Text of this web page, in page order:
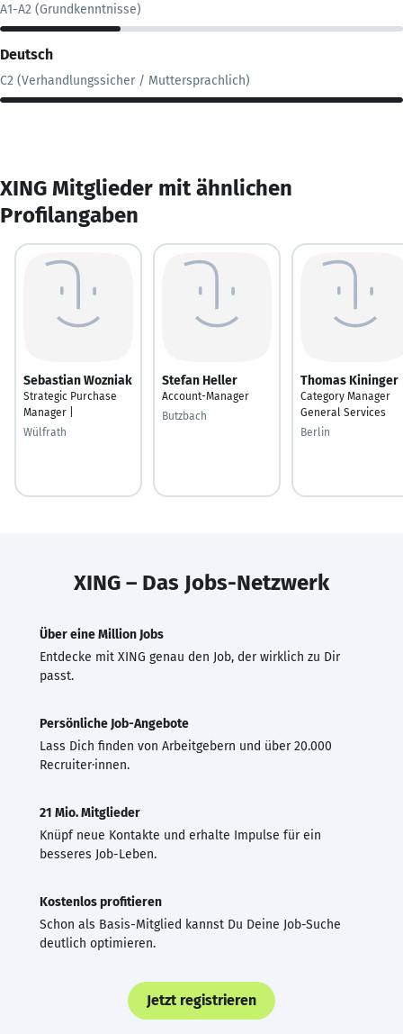
A1-A2 (Grundkenntnisse)
Deutsch
C2 (Verhandlungssicher / Muttersprachlich)
XING Mitglieder mit ähnlichen
Profilangaben
Sebastian Wozniak
Strategic Purchase
Manager |
Wülfrath
Stefan Heller
Account-Manager
Butzbach
Thomas Kininger
Category Manager
General Services
Berlin
XING – Das Jobs-Netzwerk
Über eine Million Jobs
Entdecke mit XING genau den Job, der wirklich zu Dir
passt.
Persönliche Job-Angebote
Lass Dich finden von Arbeitgebern und über 20.000
Recruiter·innen.
21 Mio. Mitglieder
Knüpf neue Kontakte und erhalte Impulse für ein
besseres Job-Leben.
Kostenlos profitieren
Schon als Basis-Mitglied kannst Du Deine Job-Suche
deutlich optimieren.
Jetzt registrieren